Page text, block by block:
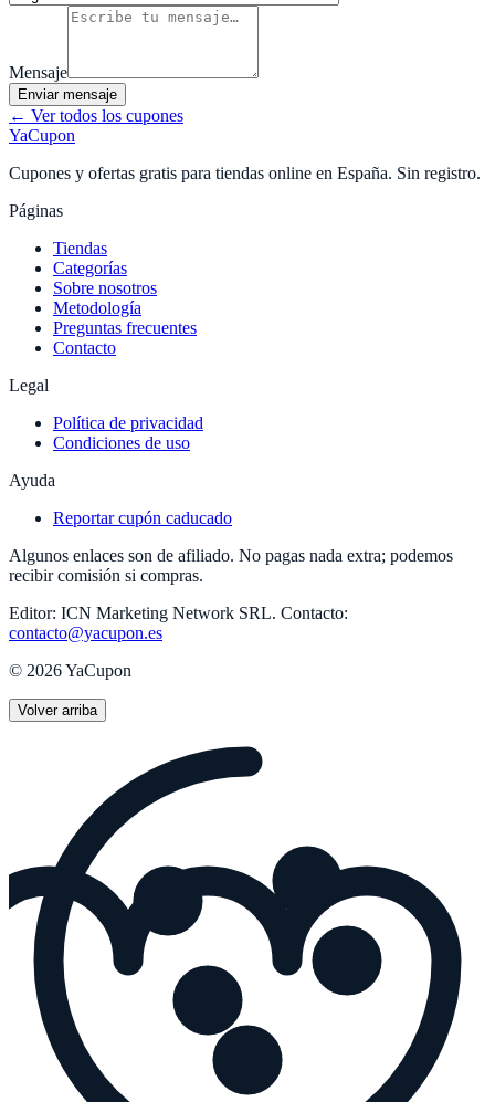
Mensaje
Enviar mensaje
← Ver todos los cupones
YaCupon
Cupones y ofertas gratis para tiendas online en España. Sin registro.
Páginas
Tiendas
Categorías
Sobre nosotros
Metodología
Preguntas frecuentes
Contacto
Legal
Política de privacidad
Condiciones de uso
Ayuda
Reportar cupón caducado
Algunos enlaces son de afiliado. No pagas nada extra; podemos
recibir comisión si compras.
Editor: ICN Marketing Network SRL. Contacto:
contacto@yacupon.es
© 2026YaCupon
Volver arriba